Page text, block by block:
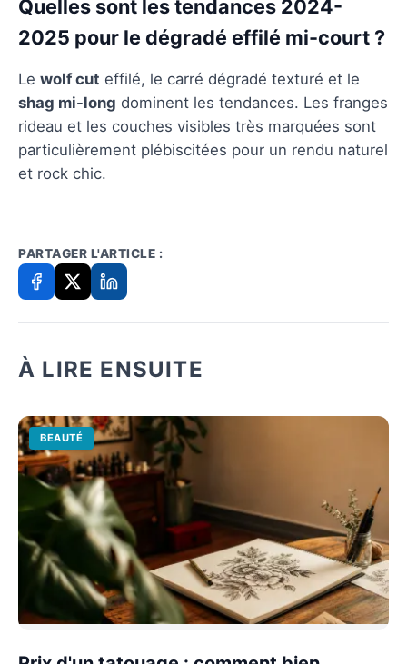
Quelles sont les tendances 2024-
2025 pour le dégradé effilé mi-court ?
Le wolf cut effilé, le carré dégradé texturé et le
shag mi-long dominent les tendances. Les franges
rideau et les couches visibles très marquées sont
particulièrement plébiscitées pour un rendu naturel
et rock chic.
PARTAGER L'ARTICLE :
À LIRE ENSUITE
BEAUTÉ